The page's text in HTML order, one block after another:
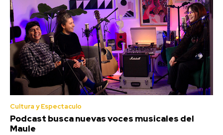
Cultura y Espectaculo
Podcast busca nuevas voces musicales del
Maule